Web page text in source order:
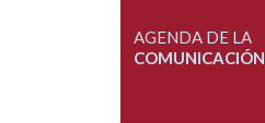
AGENDA DE LA
COMUNICACIÓN